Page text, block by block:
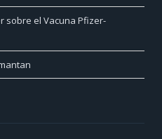
sobre el Vacuna Pfizer-